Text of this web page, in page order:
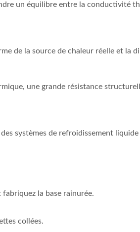
un équilibre entre la conductivité
de la source de chaleur réelle et la
une grande résistance
systèmes de refroidissement
la base rainurée.
collées.